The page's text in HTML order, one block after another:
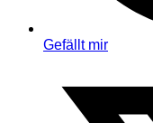
Gefällt mir